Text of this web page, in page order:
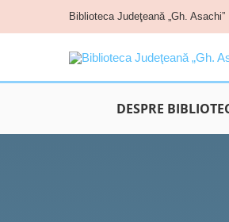
content
Biblioteca Judeţeană „Gh.
DESPRE